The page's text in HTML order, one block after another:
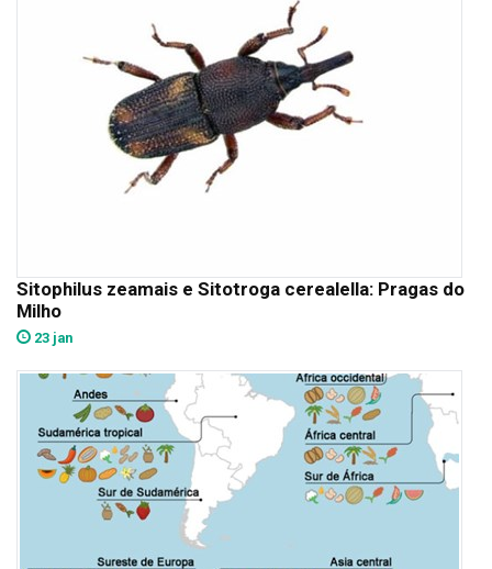
Sitophilus zeamais e Sitotroga cerealella: Pragas do
Milho
23 jan